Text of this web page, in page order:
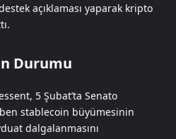
açıklaması yaparak kripto
Durumu
5 Şubat’ta Senato
stablecoin büyümesinin
dalgalanmasını